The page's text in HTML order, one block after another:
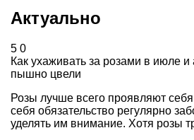
Актуально
5 0
Как ухаживать за розами в июле и
пышно цвели
Розы лучше всего проявляют
себя обязательство регулярно
уделять им внимание. Хотя розы